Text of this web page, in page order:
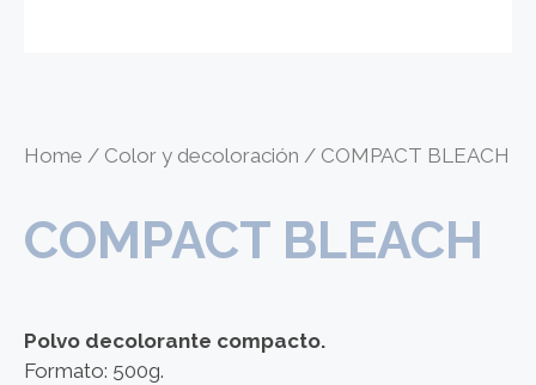
Home / Color y decoloración / COMPACT BLEACH
COMPACT BLEACH
Polvo decolorante compacto.
Formato: 500g.